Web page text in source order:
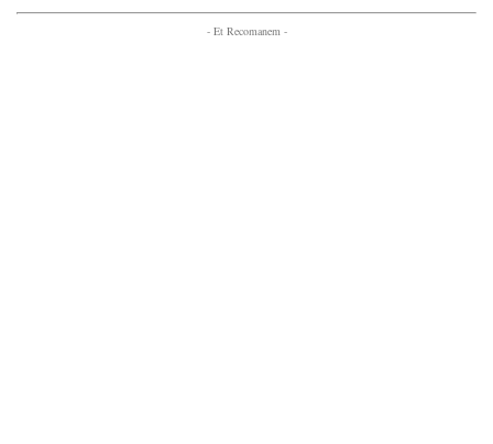
- Et Recomanem -